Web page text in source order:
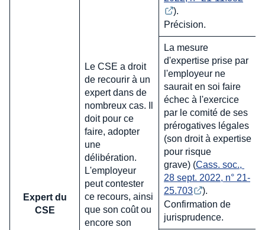
Expert du
CSE
Le CSE a droit
de recourir à un
expert dans de
nombreux cas. Il
doit pour ce
faire, adopter
une
délibération.
L'employeur
peut contester
ce recours, ainsi
que son coût ou
encore son
).
Précision.
La mesure
d'expertise prise par
l'employeur ne
saurait en soi faire
échec à l'exercice
par le comité de ses
prérogatives légales
(son droit à expertise
pour risque
grave) (Cass. soc.,
28 sept. 2022, n° 21-
25.703
).
Confirmation de
jurisprudence.